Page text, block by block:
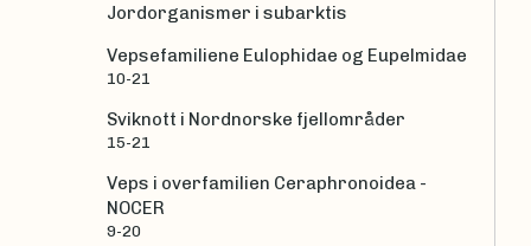
Jordorganismer i subarktis
Vepsefamiliene Eulophidae og Eupelmidae
10-21
Sviknott i Nordnorske fjellområder
15-21
Veps i overfamilien Ceraphronoidea -
NOCER
9-20